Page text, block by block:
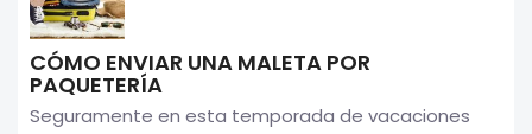
CÓMO ENVIAR UNA MALETA POR
PAQUETERÍA
Seguramente en esta temporada de vacaciones